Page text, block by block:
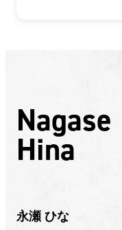
Nagase
Hina
永瀬 ひな